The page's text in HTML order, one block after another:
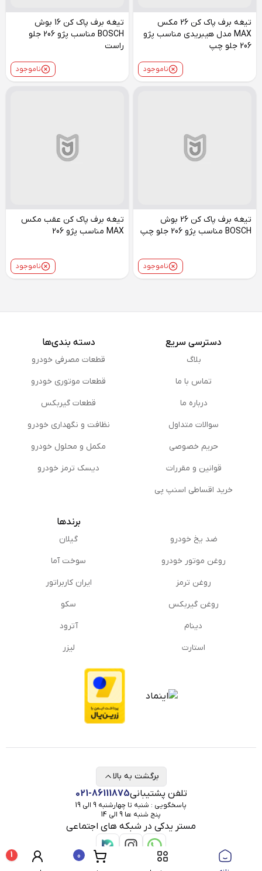
تیغه برف پاک کن 26 مکس
MAX مدل هیبریدی مناسب پژو
206 جلو چپ
ناموجود
تیغه برف پاک کن 16 بوش
BOSCH مناسب پژو 206 جلو
راست
ناموجود
تیغه برف پاک کن 26 بوش
BOSCH مناسب پژو 206 جلو چپ
ناموجود
تیغه برف پاک کن عقب مکس
MAX مناسب پژو 206
ناموجود
دسترسی سریع
بلاگ
تماس با ما
درباره ما
سوالات متداول
حریم خصوصی
قوانین و مقررات
خرید اقساطی اسنپ پی
دسته بندی‌ها
قطعات مصرفی خودرو
قطعات موتوری خودرو
قطعات گیربکس
نظافت و نگهداری خودرو
مكمل و محلول خودرو
دیسک ترمز خودرو
ضد یخ خودرو
روغن موتور خودرو
روغن ترمز
روغن گیربكس
دینام
استارت
برندها
گیلان
سوخت آما
ایران کاربراتور
سکو
آترود
لیزر
تلفن پشتیبانی021-86111875
پاسخگویی : شنبه تا چهارشنبه 9 الی 19
پنج شنبه ها 9 الی 14
مستر یدکی در شبکه های اجتماعی
برگشت به بالا
0
1